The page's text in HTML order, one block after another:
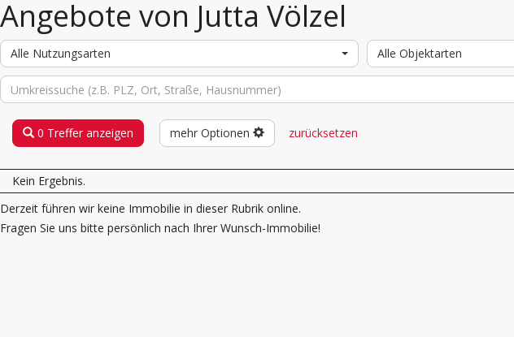
Angebote von Jutta Völzel
Alle Nutzungsarten Alle Objektarten
0 Treffer anzeigen mehr Optionen zurücksetzen
Kein Ergebnis.
Derzeit führen wir keine Immobilie in dieser Rubrik online.
Fragen Sie uns bitte persönlich nach Ihrer Wunsch-Immobilie!